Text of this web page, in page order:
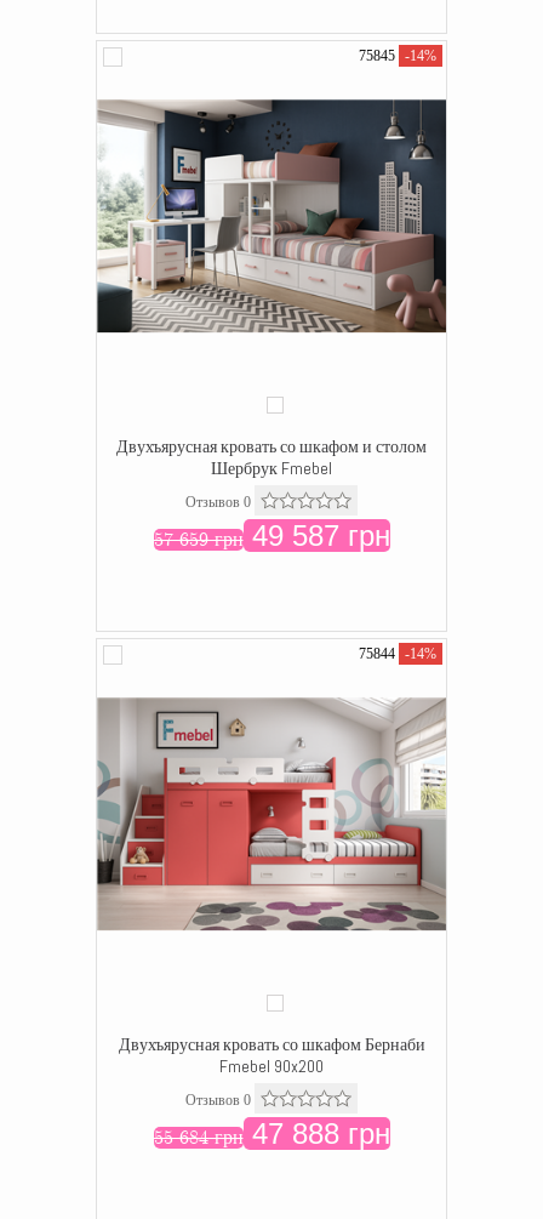
75845 -14%
Двухъярусная кровать со шкафом и столом
Шербрук Fmebel
Отзывов 0
57 659 грн49 587 грн
75844 -14%
Двухъярусная кровать со шкафом Бернаби
Fmebel 90x200
Отзывов 0
55 684 грн47 888 грн